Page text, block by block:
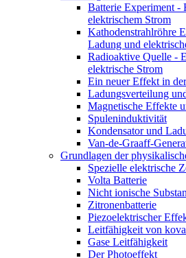
Batterie Experiment -
elektrischem Strom
Kathodenstrahlröhre
Ladung und
Radioaktive Quelle -
elektrische Strom
Ein neuer Effekt in
Ladungsverteilung
Magnetische Effekte
Spuleninduktivität
Kondensator und
Van-de-Graaff-
Grundlagen der
Spezielle elektrische
Volta Batterie
Nicht ionische
Zitronenbatterie
Piezoelektrischer
Leitfähigkeit von
Gase Leitfähigkeit
Der Photoeffekt